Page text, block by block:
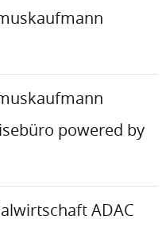
powered by
ADAC